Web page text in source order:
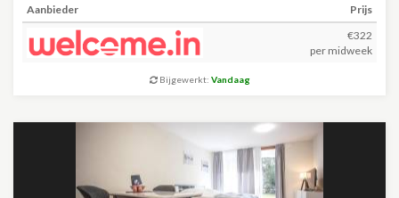
Aanbieder
Prijs
€322
per midweek
Bijgewerkt: Vandaag